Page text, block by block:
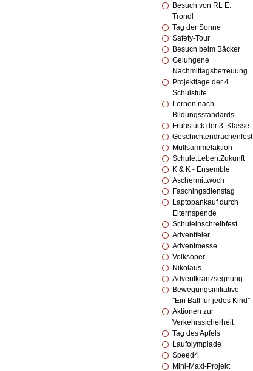
Besuch von RL E.
Trondl
Tag der Sonne
Safety-Tour
Besuch beim Bäcker
Gelungene
Nachmittagsbetreuung
Projekttage der 4.
Schulstufe
Lernen nach
Bildungsstandards
Frühstück der 3. Klasse
Geschichtendrachenfest
Müllsammelaktion
Schule.Leben.Zukunft
K & K - Ensemble
Aschermittwoch
Faschingsdienstag
Laptopankauf durch
Elternspende
Schuleinschreibfest
Adventfeier
Adventmesse
Volksoper
Nikolaus
Adventkranzsegnung
Bewegungsinitiative
"Ein Ball für jedes Kind"
Aktionen zur
Verkehrssicherheit
Tag des Apfels
Laufolympiade
Speed4
Mini-Maxi-Projekt